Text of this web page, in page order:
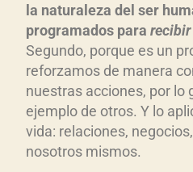
la naturaleza del ser
programados para recibir
Segundo, porque es un
reforzamos de manera
nuestras acciones, por lo
ejemplo de otros. Y lo
vida: relaciones,
nosotros mismos.